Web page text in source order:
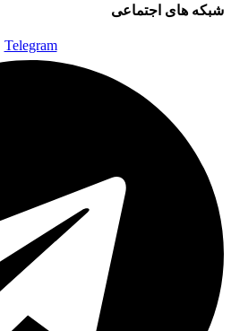
شبکه های اجتماعی
Telegram